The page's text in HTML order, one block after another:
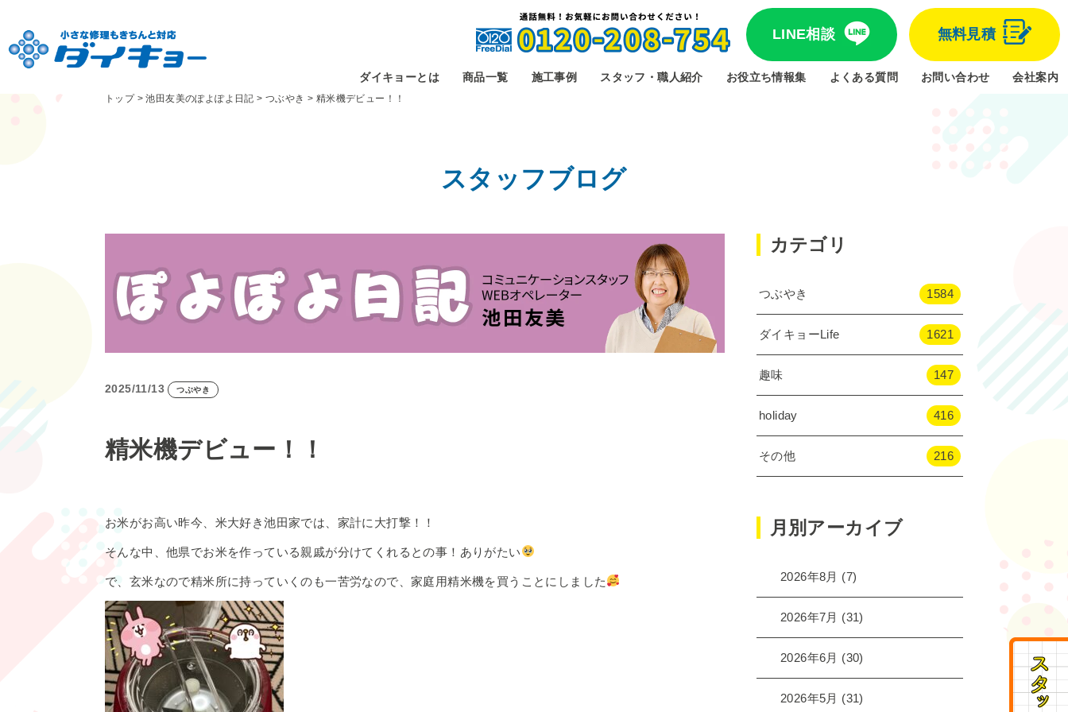
LINE相談 無料見積
ダイキョーとは 商品一覧 施工事例 スタッフ・職人紹介 お役立ち情報集 よくある質問 お問い合わせ 会社案内
トップ>池田友美のぽよぽよ日記 >つぶやき > 精米機デビュー！！
スタッフブログ
2025/11/13 つぶやき
精米機デビュー！！
お米がお高い昨今、米大好き池田家では、家計に大打撃！！
そんな中、他県でお米を作っている親戚が分けてくれるとの事！ありがたい
で、玄米なので精米所に持っていくのも一苦労なので、家庭用精米機を買うことにしました
カテゴリ
つぶやき 1584
ダイキョーLife 1621
趣味 147
holiday 416
その他 216
月別アーカイブ
2026年8月 (7)
2026年7月 (31)
2026年6月 (30)
2026年5月 (31)